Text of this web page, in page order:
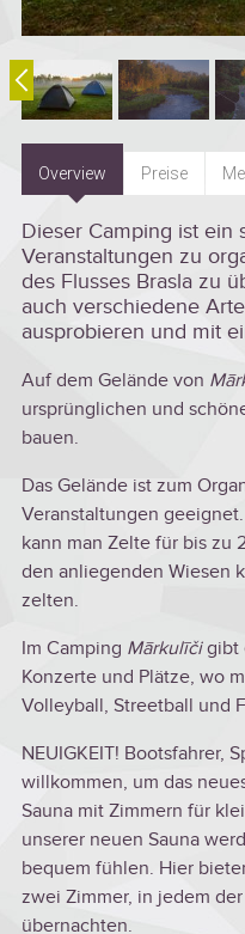
Overview Preise
Dieser Camping ist ein
Veranstaltungen zu
des Flusses Brasla zu
auch verschiedene
ausprobieren und mit
Auf dem Gelände von
ursprünglichen und
bauen.
Das Gelände ist zum
Veranstaltungen
kann man Zelte für bis zu
den anliegenden Wiesen
zelten.
Im Camping Mārkulīčigibt
Konzerte und Plätze, wo
Volleyball, Streetball und
NEUIGKEIT! Bootsfahrer,
willkommen, um das
Sauna mit Zimmern für
unserer neuen Sauna
bequem fühlen. Hier
zwei Zimmer, in jedem
übernachten.